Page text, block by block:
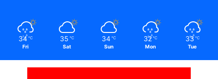
34 ℃
Fri
35 ℃
Sat
34 ℃
Sun
32 ℃
Mon
33 ℃
Tue